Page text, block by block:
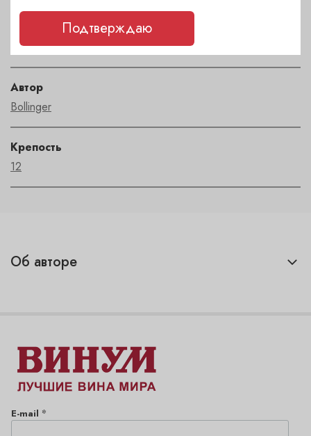
Champagne
Автор
Bollinger
Крепость
12
Об авторе
E-mail *
Подтверждаю